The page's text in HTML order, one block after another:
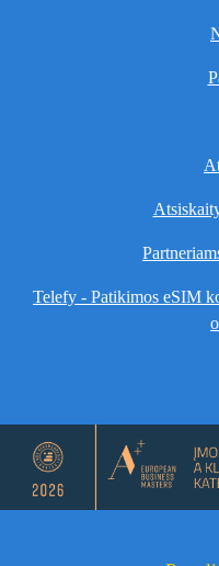
Telefy - Patikimos eSIM